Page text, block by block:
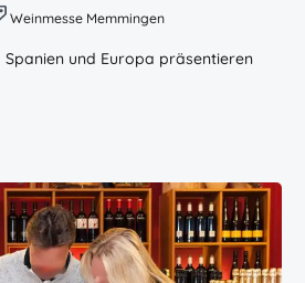
Weinmesse Memmingen
und Europa präsentieren